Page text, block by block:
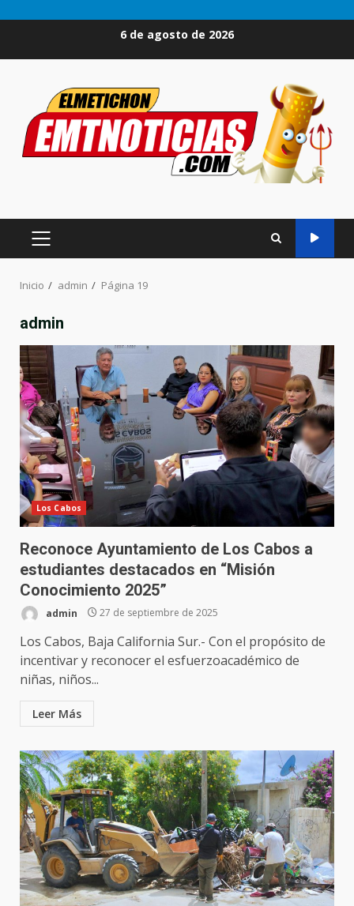
6 de agosto de 2026
MENÚ
PRINCIPAL
Inicio admin Página 19
admin
Los Cabos
Reconoce Ayuntamiento de Los Cabos a
estudiantes destacados en “Misión
Conocimiento 2025”
admin 27 de septiembre de 2025
Los Cabos, Baja California Sur.- Con el propósito de
incentivar y reconocer el esfuerzoacadémico de
niñas, niños...
Leer Más